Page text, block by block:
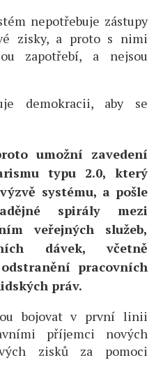
nepotřebuje zástupy
zisky, a proto s nimi
zapotřebí, a nejsou
demokracii, aby se
umožní zavedení
typu 2.0, který
systému, a pošle
spirály mezi
veřejných služeb,
dávek, včetně
pracovních
práv.
bojovat v první linii
příjemci nových
zisků za pomoci